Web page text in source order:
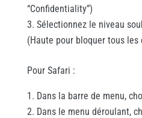
“Confidentiality”)
Sélectionnez le niveau
(Haute pour bloquer tous les
Pour Safari :
Dans la barre de menu,
Dans le menu déroulant,